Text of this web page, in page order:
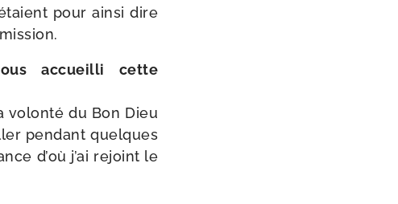
pour ain­si dire
accueilli cette
volon­té du Bon Dieu
pen­dant quelques
d’où j’ai rejoint le